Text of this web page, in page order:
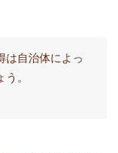
は自治体によっ
。